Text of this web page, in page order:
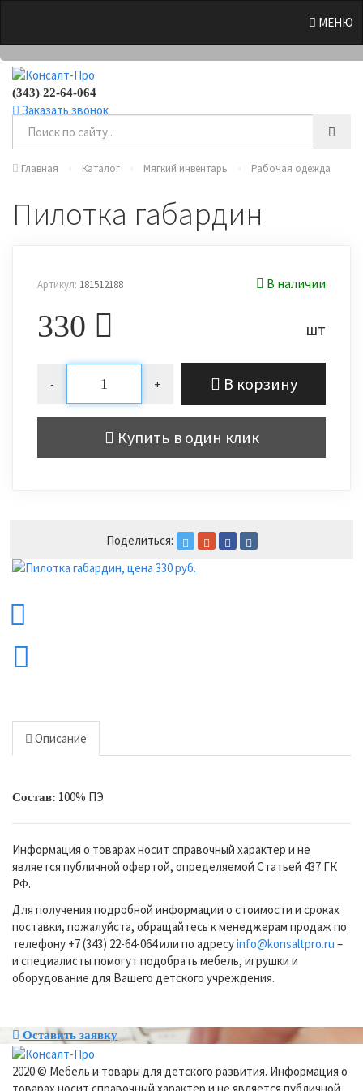
МЕНЮ
(343) 22-64-064
Заказать звонок
Главная Каталог Мягкий инвентарь Рабочая одежда
Пилотка габардин
Артикул: 181512188 В наличии
330 шт
- + В корзину
Купить в один клик
Поделиться:
Описание
Состав: 100% ПЭ
Информация о товарах носит справочный характер и не
является публичной офертой, определяемой Статьей 437 ГК
РФ.
Для получения подробной информации о стоимости и сроках
поставки, пожалуйста, обращайтесь к менеджерам продаж по
телефону +7 (343) 22-64-064 или по адресуinfo@konsaltpro.ru –
и специалисты помогут подобрать мебель, игрушки и
оборудование для Вашего детского учреждения.
Оставить заявку
2020 © Мебель и товары для детского развития. Информация о